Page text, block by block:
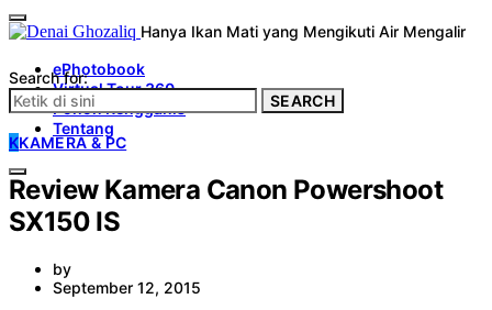
Hanya Ikan Mati yang Mengikuti Air Mengalir
ePhotobook
Virtual Tour 360
Pohon Rengganis
Tentang
Search for:
SEARCH
KKAMERA & PC
Review Kamera Canon Powershoot
SX150 IS
by
September 12, 2015